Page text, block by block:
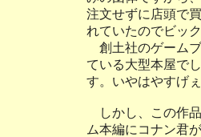
注文せずに店頭で
れていたのでビック
創土社のゲームブ
ている大型本屋で
す。いやはやすげ
しかし、この作品
ム本編にコナン君